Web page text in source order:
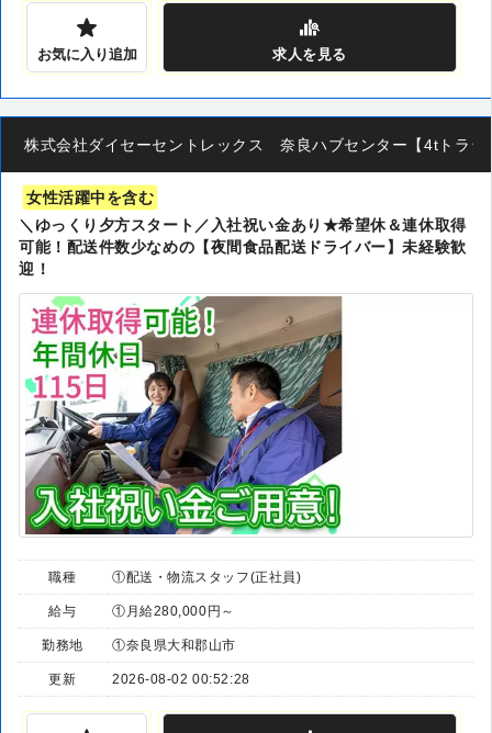
お気に入り追加 求人を見る
株式会社ダイセーセントレックス 奈良ハブセンター【4tトラ
女性活躍中を含む
＼ゆっくり夕方スタート／入社祝い金あり★希望休＆連休取得
可能！配送件数少なめの【夜間食品配送ドライバー】未経験歓
迎！
職種 ①配送・物流スタッフ(正社員)
給与 ①月給280,000円～
勤務地 ①奈良県大和郡山市
更新 2026-08-02 00:52:28